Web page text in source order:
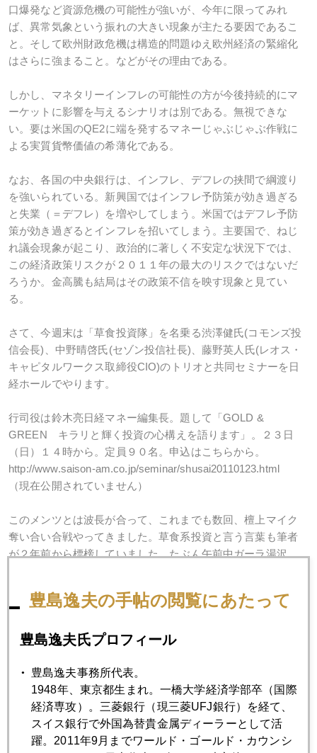
口爆発など資源危機の可能性が強いが、今年に限ってみれ
ば、異常気象という振れの大きい現象が主たる要因であるこ
と。そして欧州財政危機は構造的問題ゆえ欧州経済の緊縮化
はさらに強まること。などがその理由である。
しかし、マネタリーインフレの可能性の方が今後持続的にマ
ーケットに影響を与えるシナリオは別である。無視できな
い。要は米国のQE2に端を発するマネーじゃぶじゃぶ作戦に
よる実質貨幣価値の希薄化である。
なお、各国の中央銀行は、インフレ、デフレの挟間で綱渡り
を強いられている。新興国ではインフレ予防策が効き過ぎる
と失業（＝デフレ）を増やしてしまう。米国ではデフレ予防
策が効き過ぎるとインフレを招いてしまう。主要国で、ねじ
れ議会現象が起こり、政治的に著しく不安定な状況下では、
この経済政策リスクが２０１１年の最大のリスクではないだ
ろうか。金高騰も結局はその政策不信を映す現象と見てい
る。
さて、今週末は「草食投資隊」を名乗る渋澤健氏(コモンズ投
信会長)、中野晴啓氏(セゾン投信社長)、藤野英人氏(レオス・
キャピタルワークス取締役CIO)のトリオと共同セミナーを日
経ホールでやります。
行司役は鈴木亮日経マネー編集長。題して「GOLD &
GREEN キラリと輝く投資の心構えを語ります」。２３日
（日）１４時から。定員９０名。申込はこちらから。
http://www.saison-am.co.jp/seminar/shusai20110123.html
（現在公開されていません）
このメンツとは波長が合って、これまでも数回、檀上マイク
奪い合い合戦やってきました。草食系投資と言う言葉も筆者
が２年前から標榜していました。たぶん午前中ガーラ湯沢
クに徹します。
なお、ツイッター（jefftoshima）開始して１０ヶ月目でフォロ
ら、商品、FX分野に限らず、自己増殖的に増加。「得意分野
は、食べ物系、スキーゴルフ系、猫系。金とか経済にも興味
持ってます」というノリで楽しみながらやってます。ブログ
とは別世界。フォロアーは圧倒的に２０―３０代前後と若い
層。ツイッター未体験の読者は、下記サイトの「検索」欄
豊島逸夫の手帖の閲覧にあたって
豊島逸夫氏プロフィール
豊島逸夫事務所代表。
1948年、東京都生まれ。一橋大学経済学部卒（国際
経済専攻）。三菱銀行（現三菱UFJ銀行）を経て、
スイス銀行で外国為替貴金属ディーラーとして活
躍。2011年9月までワールド・ゴールド・カウンシ